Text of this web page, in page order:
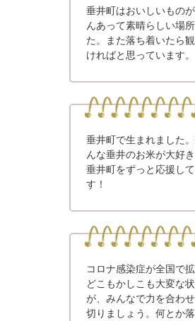
垂井町はおいしいもの
んあって素晴らしい場
た。また落ち着いたら
ければと思っています。
垂井町で生まれました
んな垂井のお米が大好き
垂井町をずっと応援し
す！
コロナ感染症が全国で拡
どこもかしこも大変な
が、みんなで力を合わ
切りましょう。何とか